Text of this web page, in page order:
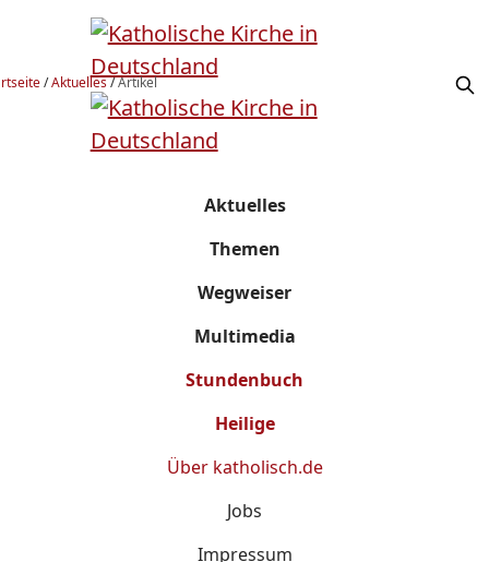
/Aktuelles/Artikel
Aktuelles
Themen
Wegweiser
Multimedia
Stundenbuch
Heilige
Über katholisch.de
Jobs
Impressum